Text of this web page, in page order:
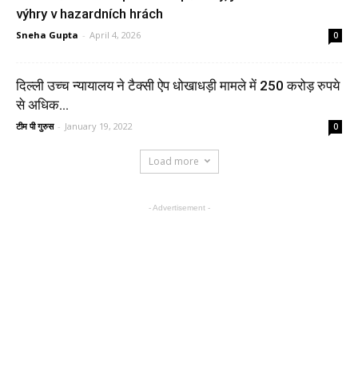
výhry v hazardních hrách
Sneha Gupta - April 4, 2026 0
दिल्ली उच्च न्यायालय ने टैक्सी ऐप धोखाधड़ी मामले में 250 करोड़ रुपये
से अधिक...
टीम पी गुरुस - January 19, 2022 0
Load more
- Advertisement -